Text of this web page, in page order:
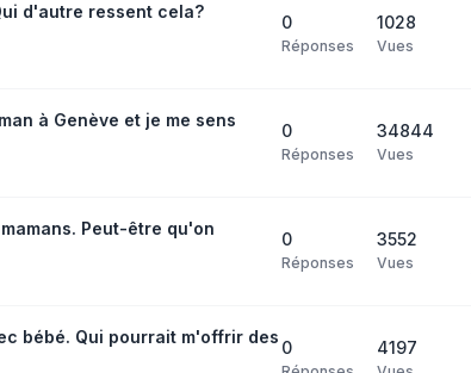
d'autre ressent cela?
0
Réponses
1028
Vues
à Genève et je me sens
0
Réponses
34844
Vues
Peut-être qu'on
0
Réponses
3552
Vues
bébé. Qui pourrait m'offrir des
0 4197